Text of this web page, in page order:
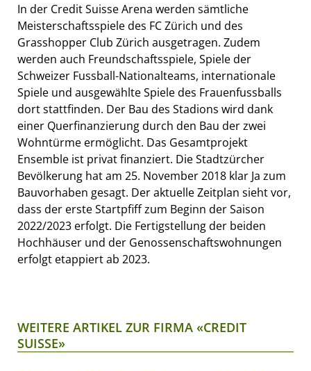
In der Credit Suisse Arena werden sämtliche
Meisterschaftsspiele des FC Zürich und des
Grasshopper Club Zürich ausgetragen. Zudem
werden auch Freundschaftsspiele, Spiele der
Schweizer Fussball-Nationalteams, internationale
Spiele und ausgewählte Spiele des Frauenfussballs
dort stattfinden. Der Bau des Stadions wird dank
einer Querfinanzierung durch den Bau der zwei
Wohntürme ermöglicht. Das Gesamtprojekt
Ensemble ist privat finanziert. Die Stadtzürcher
Bevölkerung hat am 25. November 2018 klar Ja zum
Bauvorhaben gesagt. Der aktuelle Zeitplan sieht vor,
dass der erste Startpfiff zum Beginn der Saison
2022/2023 erfolgt. Die Fertigstellung der beiden
Hochhäuser und der Genossenschaftswohnungen
erfolgt etappiert ab 2023.
WEITERE ARTIKEL ZUR FIRMA «CREDIT
SUISSE»